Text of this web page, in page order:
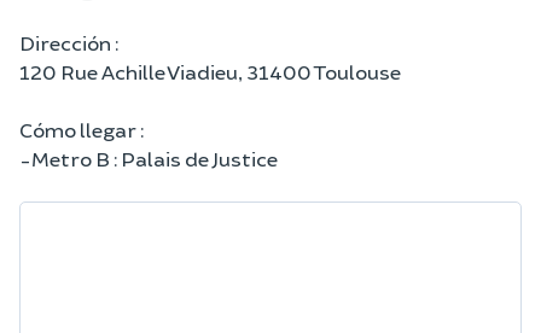
Dirección :
120 Rue Achille Viadieu, 31400 Toulouse
Cómo llegar :
-Metro B : Palais de Justice